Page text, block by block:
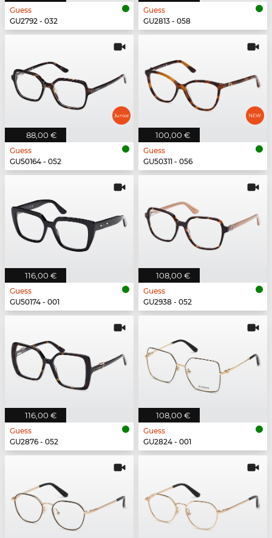
Guess
GU2792 - 032
Guess
GU2813 - 058
88,00 €
Guess
GU50164 - 052
100,00 €
Guess
GU50311 - 056
116,00 €
Guess
GU50174 - 001
108,00 €
Guess
GU2938 - 052
116,00 €
Guess
GU2876 - 052
108,00 €
Guess
GU2824 - 001